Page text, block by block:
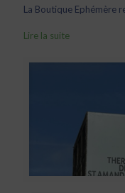
La Boutique Ephémère
Lire la suite